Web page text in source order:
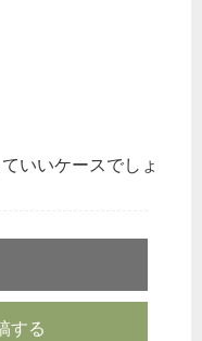
いいケースでしょ
する